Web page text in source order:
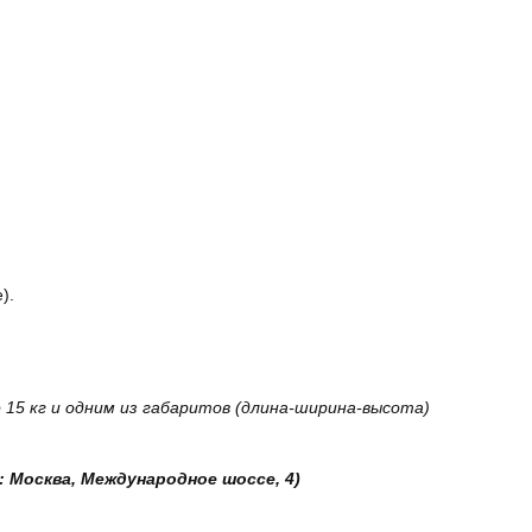
кг и одним из габаритов (длина-ширина-высота)
Москва, Международное шоссе, 4)